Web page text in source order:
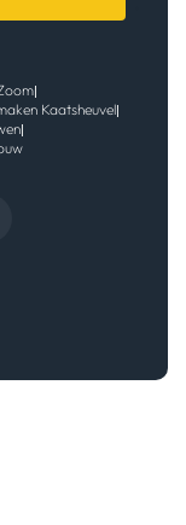
|
Kaatsheuvel|
|